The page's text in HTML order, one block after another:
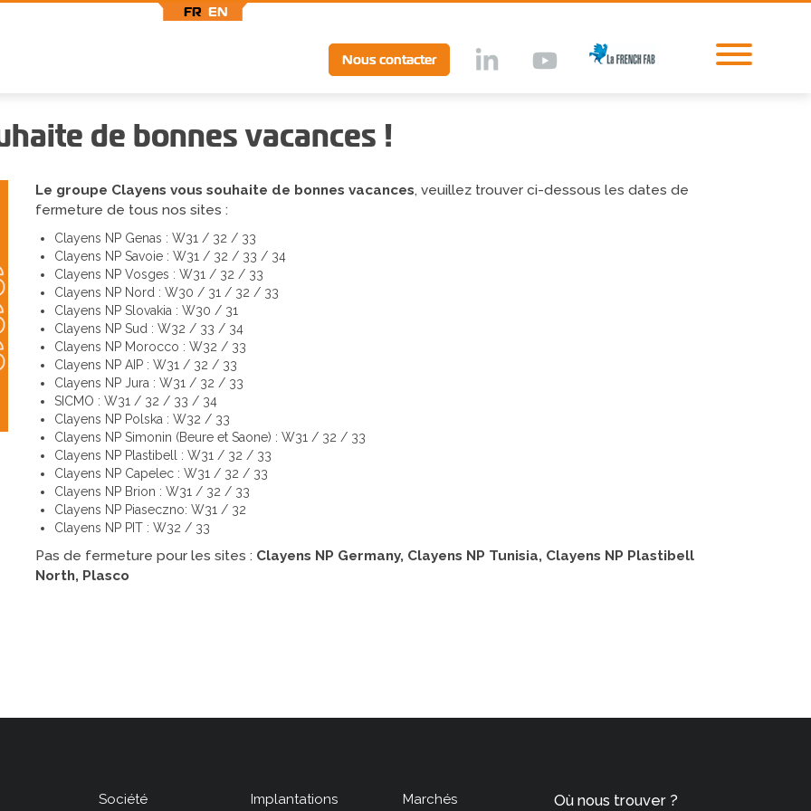
FR EN
TopNous contacter lkd Ytb lff
de bonnes vacances !
Le groupe Clayens vous souhaite de bonnes vacances, veuillez trouver ci-dessous les dates de
fermeture de tous nos sites :
Clayens NP Genas : W31 / 32 / 33
Clayens NP Savoie : W31 / 32 / 33 / 34
Clayens NP Vosges : W31 / 32 / 33
Clayens NP Nord : W30 / 31 / 32 / 33
Clayens NP Slovakia : W30 / 31
Clayens NP Sud : W32 / 33 / 34
Clayens NP Morocco : W32 / 33
Clayens NP AIP : W31 / 32 / 33
Clayens NP Jura : W31 / 32 / 33
SICMO : W31 / 32 / 33 / 34
Clayens NP Polska : W32 / 33
Clayens NP Simonin (Beure et Saone) : W31 / 32 / 33
Clayens NP Plastibell : W31 / 32 / 33
Clayens NP Capelec : W31 / 32 / 33
Clayens NP Brion : W31 / 32 / 33
Clayens NP Piaseczno: W31 / 32
Clayens NP PIT : W32 / 33
Pas de fermeture pour les sites : Clayens NP Germany, Clayens NP Tunisia, Clayens NP Plastibell
North, Plasco
Société Implantations Marchés Où nous trouver ?